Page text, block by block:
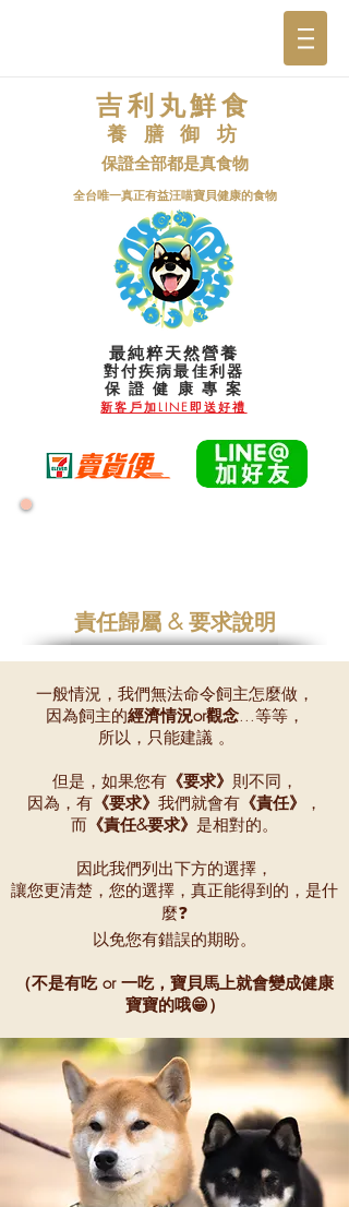
吉利丸鮮食
養 膳 御 坊
保證全部都是真食物
​全台唯一真正有益汪喵寶貝健康的食物
最純粹天然營養
對付疾病最佳利器
​保 證 健 康 專 案
新客戶加LINE即送好禮
責任歸屬 & 要求說明
一般情況，我們無法命令飼主怎麼做，
因為飼主的經濟情況or觀念...等等，
所以，只能建議 。
但是，如果您有《要求》 則不同，
因為，有 《要求》 我們就會有 《責任》
，
而 《責任&要求》 是相對的。
因此我們列出下方的選擇，
讓您更清楚，您的選擇，真正能得到的，是什
麼❓
以免您有錯誤的期盼。
（不是有吃 or 一吃，寶貝馬上就會變成健康
寶寶的哦😁）